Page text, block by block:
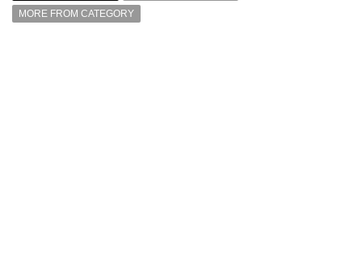
MORE FROM CATEGORY